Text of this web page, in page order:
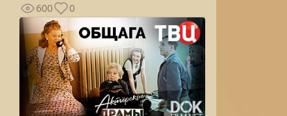
600
0